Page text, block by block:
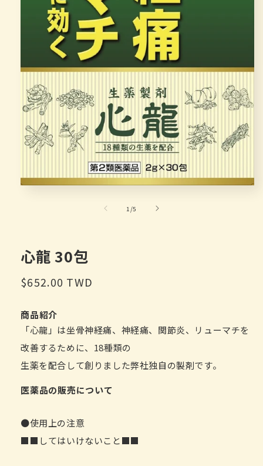
1 /of
5
心龍 30包
Regular
$652.00 TWD
商品紹介
「心龍」は坐骨神経痛、神経痛、関節炎、リューマチを
改善するために、18種類の
生薬を配合して創りました弊社独自の製剤です。
医薬品の販売について
●使用上の注意
■■してはいけないこと■■